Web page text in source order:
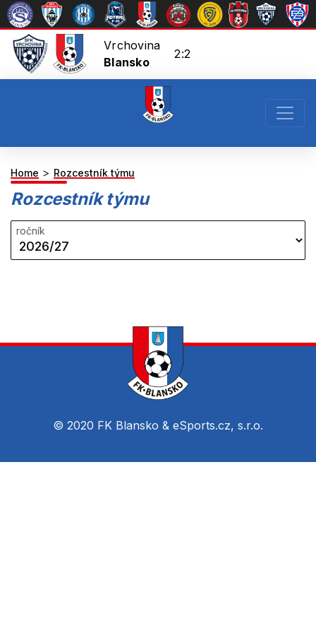
Vrchovina
Blansko
2:2
Home > Rozcestník týmu
Rozcestník týmu
© 2020 FK Blansko & eSports.cz, s.r.o.